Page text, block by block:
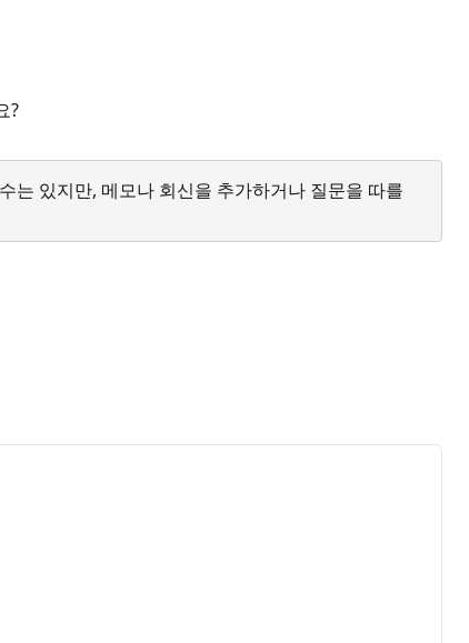
?
있지만, 메모나 회신을 추가하거나 질문을 따를